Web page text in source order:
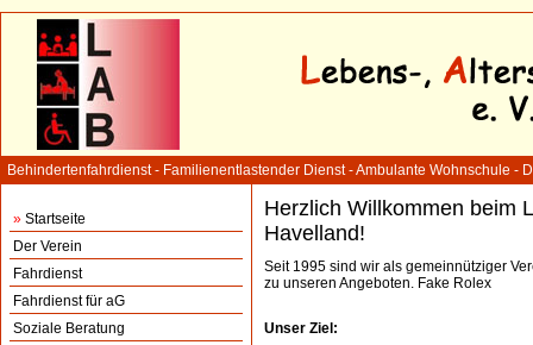
Behindertenfahrdienst - Familienentlastender Dienst - Ambulante Wohnschule -
» Startseite
Der Verein
Fahrdienst
Fahrdienst für aG
Soziale Beratung
Herzlich Willkommen beim
Havelland!
Seit 1995 sind wir als gemeinnütziger
zu unseren Angeboten. Fake Rolex
Unser Ziel: